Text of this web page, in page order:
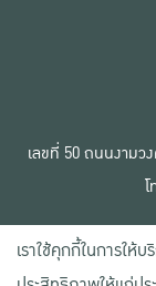
เลขที่ 50 ถนนงามว
เราใช้คุกกี้ในการให้